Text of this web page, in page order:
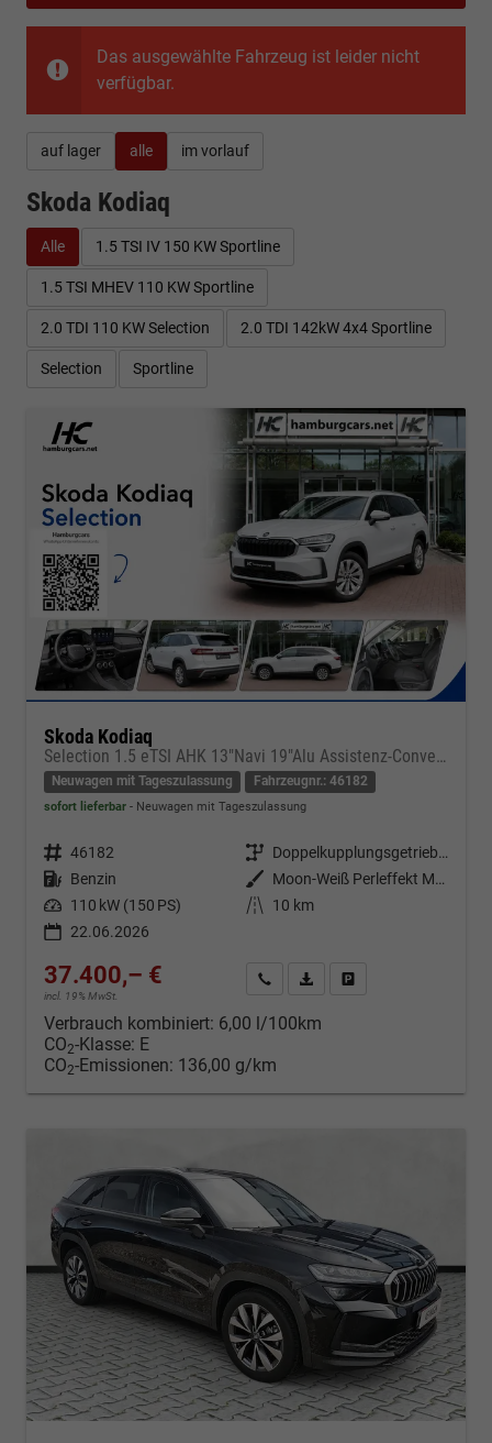
Das ausgewählte Fahrzeug ist leider nicht
verfügbar.
auf lager alle im vorlauf
Skoda Kodiaq
Alle 1.5 TSI IV 150 KW Sportline
1.5 TSI MHEV 110 KW Sportline
2.0 TDI 110 KW Selection 2.0 TDI 142kW 4x4 Sportline
Selection Sportline
Skoda Kodiaq
Selection 1.5 eTSI AHK 13"Navi 19"Alu Assistenz-Convenience-WinterP
Neuwagen mit Tageszulassung Fahrzeugnr.: 46182
sofort lieferbar Neuwagen mit Tageszulassung
Fahrzeugnr. 46182 Getriebe
Doppelkupplungsgetriebe (DSG)
Kraftstoff Benzin Außenfarbe
Moon-Weiß Perleffekt Metallic
Leistung 110 kW (150 PS) Kilometerstand
10 km
22.06.2026
37.400,– €
incl. 19% MwSt.
Kontakt & Angebot anfordern
PDF-Datei, Fahrzeugexposé
Verbrauch kombiniert: 6,00 l/100km
CO2-Klasse: E
CO2-Emissionen: 136,00 g/km